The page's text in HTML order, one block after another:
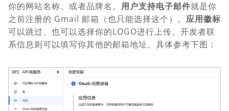
你的网站名称、或者品牌名。 用户支持电子邮件就是你
之前注册的 Gmail 邮箱（也只能选择这个）。 应用徽标
可以跳过、也可以选择你的LOGO进行上传。开发者联
系信息则可以填写你其他的邮箱地址。具体参考下图：